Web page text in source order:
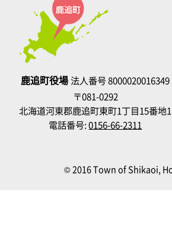
鹿追町役場法人番号 8000020016349
〒081-0292
北海道河東郡鹿追町東町1丁目15番地1
電話番号:0156-66-2311
© 2016 Town of Shikaoi,